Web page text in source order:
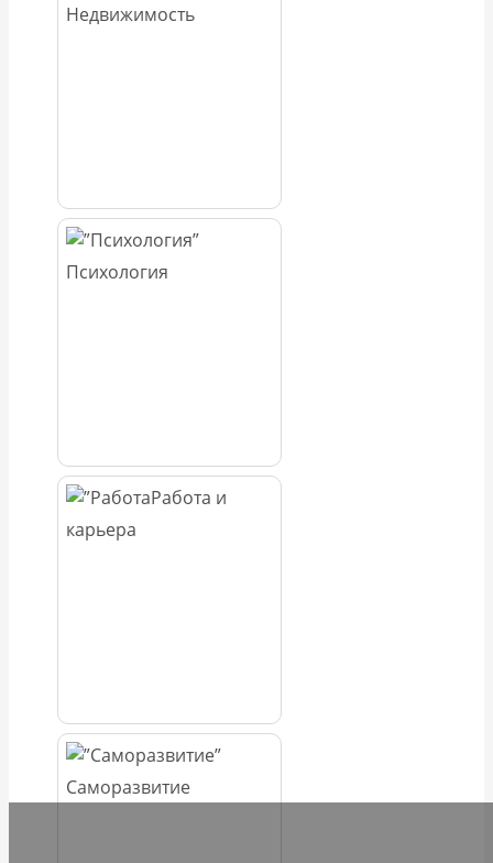
Недвижимость
Психология
Работа и
карьера
Саморазвитие